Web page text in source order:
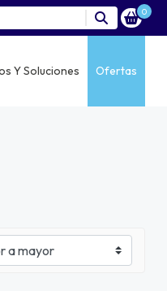
0
Y Soluciones Ofertas